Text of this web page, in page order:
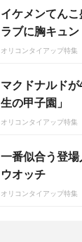
イケメンてん
ラブに胸キュン
オリコンタイアップ特集
マクドナルド
生の甲子園」
オリコンタイアップ特集
一番似合う登
ウオッチ
オリコンタイアップ特集